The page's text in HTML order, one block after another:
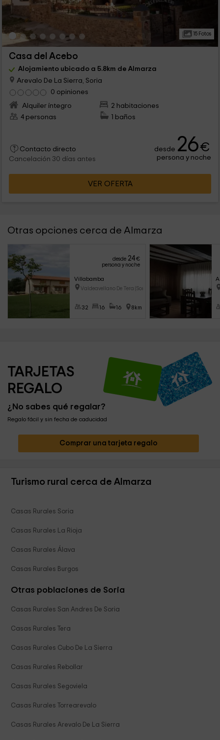
15 Fotos
Casa del Acebo
Alojamiento ubicado a 5.8km de Almarza
Arevalo De La Sierra, Soria
0 opiniones
Alquiler íntegro
2 habitaciones
4 personas
1 baños
Contacto directo
Cancelación 30 días antes
desde 26€
persona y noche
VER OFERTA
Otras opciones cerca de Almarza
desde 24€
persona y noche
Villabamba
Valdeavellano De Tera (Soria)
32 16 16 8km
TARJETAS
REGALO
¿No sabes qué regalar?
Regalo fácil y sin fecha de caducidad
Comprar una tarjeta regalo
Turismo rural cerca de Almarza
Casas Rurales Soria
Casas Rurales La Rioja
Casas Rurales Álava
Casas Rurales Burgos
Otras poblaciones de Soria
Casas Rurales San Andres De Soria
Casas Rurales Tera
Casas Rurales Cubo De La Sierra
Casas Rurales Rebollar
Casas Rurales Segoviela
Casas Rurales Torrearevalo
Casas Rurales Arevalo De La Sierra